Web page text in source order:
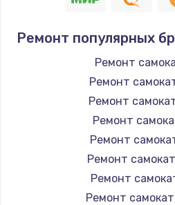
Замена
Заказать
Замена / ремонт
600 руб.
Замена
Ремонт популярных
Ремонт
Ремонт
Ремонт
Ремонт
Ремонт
Ремонт
Ремонт
Ремонт